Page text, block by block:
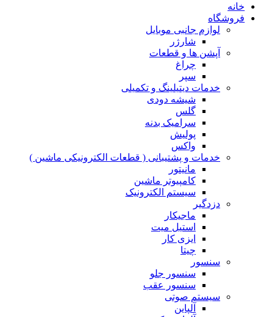
خانه
فروشگاه
لوازم جانبی موبایل
شارژر
آپشن ها و قطعات
چراغ
سپر
خدمات دیتیلینگ و تکمیلی
شیشه دودی
گلس
سرامیک بدنه
پولیش
واکس
خدمات و پشتیبانی ( قطعات الکترونیکی ماشین )
مانیتور
کامپیوتر ماشین
سیستم الکترونیک
دزدگیر
ماجیکار
استیل میت
ایزی کار
چیتا
سنسور
سنسور جلو
سنسور عقب
سیستم صوتی
آلپاین